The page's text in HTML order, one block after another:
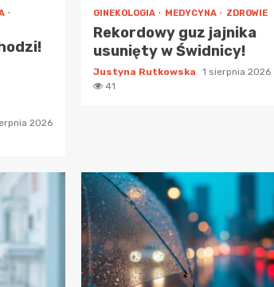
2026
GINEKOLOGIA MEDYCYNA ZDROWIE
Rekordowy guz jajnika
usunięty w Świdnicy!
Justyna Rutkowska
1 sierpnia 2026
41